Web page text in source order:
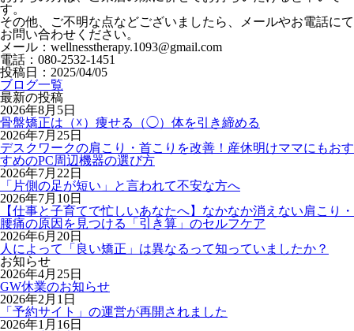
す。
その他、ご不明な点などございましたら、メールやお電話にて
お問い合わせください。
メール：wellnesstherapy.1093@gmail.com
電話：080-2532-1451
投稿日：2025/04/05
ブログ一覧
最新の投稿
2026年8月5日
骨盤矯正は（☓）痩せる（◯）体を引き締める
2026年7月25日
デスクワークの肩こり・首こりを改善！産休明けママにもおす
すめのPC周辺機器の選び方
2026年7月22日
「片側の足が短い」と言われて不安な方へ
2026年7月10日
【仕事と子育てで忙しいあなたへ】なかなか消えない肩こり・
腰痛の原因を見つける「引き算」のセルフケア
2026年6月20日
人によって「良い矯正」は異なるって知っていましたか？
お知らせ
2026年4月25日
GW休業のお知らせ
2026年2月1日
「予約サイト」の運営が再開されました
2026年1月16日